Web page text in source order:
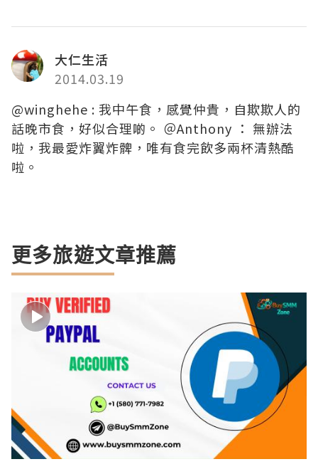
大仁生活
2014.03.19
@winghehe : 我中午食，感覺仲貴，自欺欺人的
話晚市食，好似合理啲。 ＠Anthony ： 無辦法
啦，我最愛炸翼炸髀，唯有食完飲多兩杯清熱酷
啦。
更多旅遊文章推薦